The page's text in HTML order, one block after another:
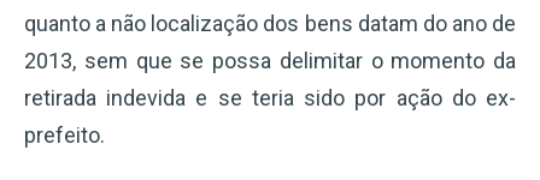
quanto a não localização dos bens datam do ano de
2013, sem que se possa delimitar o momento da
retirada indevida e se teria sido por ação do ex-
prefeito.